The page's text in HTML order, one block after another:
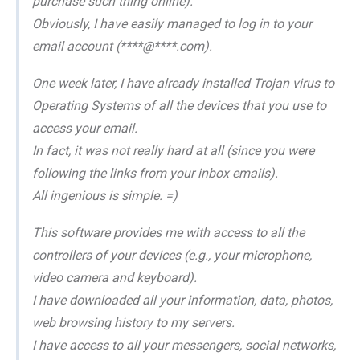
Obviously, I have easily managed to log in to your
email account (****@****.com).
One week later, I have already installed Trojan virus to
Operating Systems of all the devices that you use to
access your email.
In fact, it was not really hard at all (since you were
following the links from your inbox emails).
All ingenious is simple. =)
This software provides me with access to all the
controllers of your devices (e.g., your microphone,
video camera and keyboard).
I have downloaded all your information, data, photos,
web browsing history to my servers.
I have access to all your messengers, social networks,